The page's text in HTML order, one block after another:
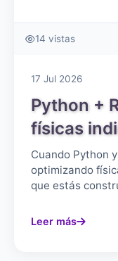
14 vistas
17 Jul 2026
Python +
físicas
Cuando Python
optimizando
que estás
Leer más